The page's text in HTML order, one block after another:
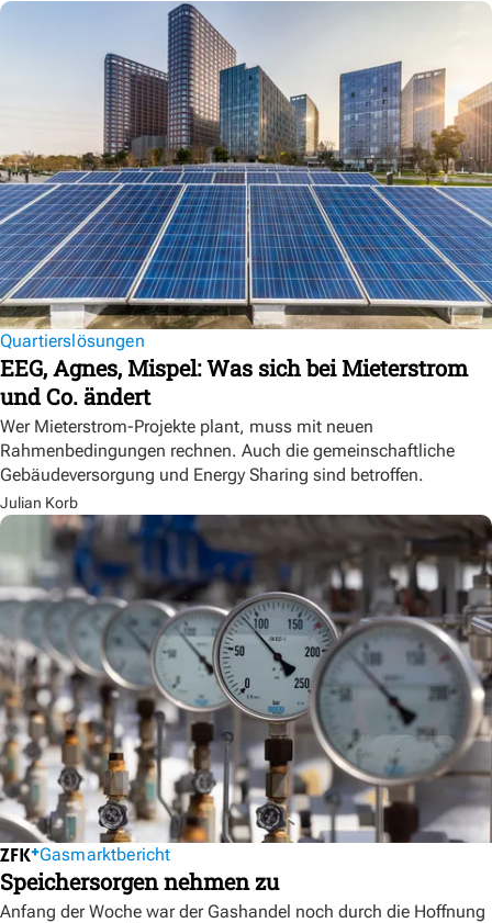
Quartierslösungen
EEG, Agnes, Mispel: Was sich bei Mieterstrom
und Co. ändert
Wer Mieterstrom-Projekte plant, muss mit neuen
Rahmenbedingungen rechnen. Auch die gemeinschaftliche
Gebäudeversorgung und Energy Sharing sind betroffen.
Julian Korb
Gasmarktbericht
Speichersorgen nehmen zu
Anfang der Woche war der Gashandel noch durch die Hoffnung